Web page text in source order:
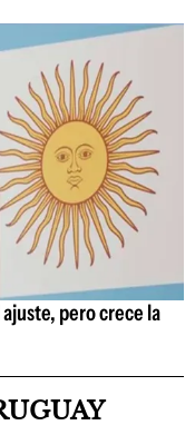
pero crece la